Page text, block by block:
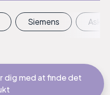
Siemens Asko
dig med at finde det